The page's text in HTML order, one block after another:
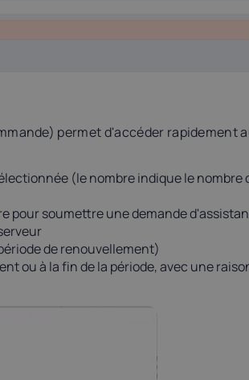
permet d'accéder rapidement
(le nombre indique le nombre
pour soumettre une demande
de renouvellement)
ou à la fin de la période, avec une